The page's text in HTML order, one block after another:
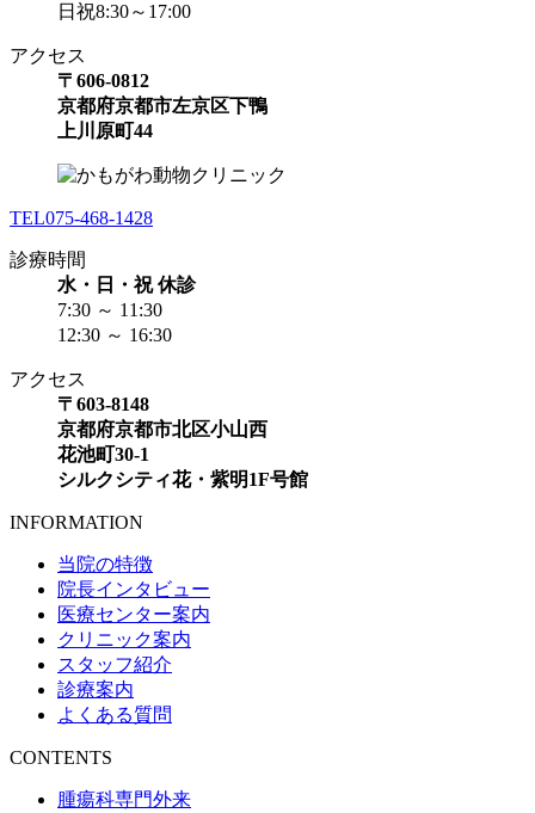
日祝8:30～17:00
アクセス
〒606-0812
京都府京都市左京区下鴨
上川原町44
TEL075-468-1428
診療時間
水・日・祝 休診
7:30 ～ 11:30
12:30 ～ 16:30
アクセス
〒603-8148
京都府京都市北区小山西
花池町30-1
シルクシティ花・紫明1F号館
INFORMATION
当院の特徴
院長インタビュー
医療センター案内
クリニック案内
スタッフ紹介
診療案内
よくある質問
CONTENTS
腫瘍科専門外来